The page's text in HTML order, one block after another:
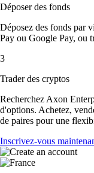
Déposer des fonds
Déposez des fonds par
Pay ou Google Pay, ou
3
Trader des cryptos
Recherchez Axon
d'options. Achetez,
de paires pour une
Inscrivez-vous